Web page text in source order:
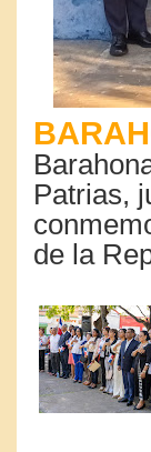
Patrias,
de la